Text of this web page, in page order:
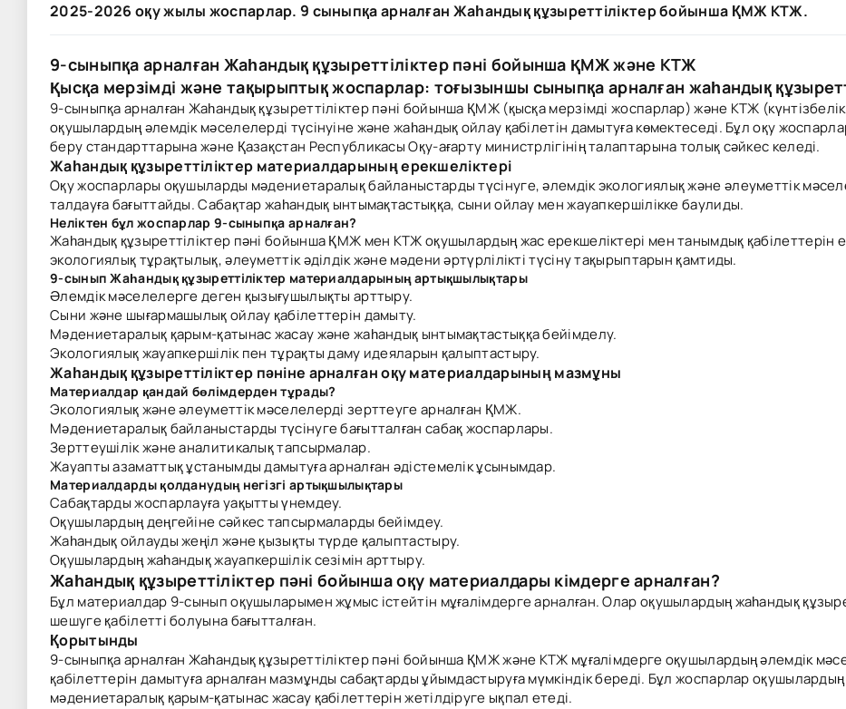
2025-2026 оқу жылы жоспарлар. 9 сыныпқа арналған Жаһандық құзыреттіліктер бойынша ҚМЖ КТЖ.
9-сыныпқа арналған Жаһандық құзыреттіліктер пәні бойынша ҚМЖ және КТЖ
Қысқа мерзімді және тақырыптық жоспарлар: тоғызыншы сыныпқа арналған жаһандық
9-сыныпқа арналған Жаһандық құзыреттіліктер пәні бойынша ҚМЖ (қысқа мерзімді жоспарлар) және КТЖ
оқушылардың әлемдік мәселелерді түсінуіне және жаһандық ойлау қабілетін дамытуға көмектеседі. Бұл оқу
беру стандарттарына және Қазақстан Республикасы Оқу-ағарту министрлігінің талаптарына толық сәйкес келеді.
Жаһандық құзыреттіліктер материалдарының ерекшеліктері
Оқу жоспарлары оқушыларды мәдениетаралық байланыстарды түсінуге, әлемдік экологиялық және әлеуметтік
талдауға бағыттайды. Сабақтар жаһандық ынтымақтастыққа, сыни ойлау мен жауапкершілікке баулиды.
Неліктен бұл жоспарлар 9-сыныпқа арналған?
Жаһандық құзыреттіліктер пәні бойынша ҚМЖ мен КТЖ оқушылардың жас ерекшеліктері мен танымдық қабілеттерін
экологиялық тұрақтылық, әлеуметтік әділдік және мәдени әртүрлілікті түсіну тақырыптарын қамтиды.
9-сынып Жаһандық құзыреттіліктер материалдарының артықшылықтары
Әлемдік мәселелерге деген қызығушылықты арттыру.
Сыни және шығармашылық ойлау қабілеттерін дамыту.
Мәдениетаралық қарым-қатынас жасау және жаһандық ынтымақтастыққа бейімделу.
Экологиялық жауапкершілік пен тұрақты даму идеяларын қалыптастыру.
Жаһандық құзыреттіліктер пәніне арналған оқу материалдарының мазмұны
Материалдар қандай бөлімдерден тұрады?
Экологиялық және әлеуметтік мәселелерді зерттеуге арналған ҚМЖ.
Мәдениетаралық байланыстарды түсінуге бағытталған сабақ жоспарлары.
Зерттеушілік және аналитикалық тапсырмалар.
Жауапты азаматтық ұстанымды дамытуға арналған әдістемелік ұсынымдар.
Материалдарды қолданудың негізгі артықшылықтары
Сабақтарды жоспарлауға уақытты үнемдеу.
Оқушылардың деңгейіне сәйкес тапсырмаларды бейімдеу.
Жаһандық ойлауды жеңіл және қызықты түрде қалыптастыру.
Оқушылардың жаһандық жауапкершілік сезімін арттыру.
Жаһандық құзыреттіліктер пәні бойынша оқу материалдары кімдерге арналған?
Бұл материалдар 9-сынып оқушыларымен жұмыс істейтін мұғалімдерге арналған. Олар оқушылардың жаһандық
шешуге қабілетті болуына бағытталған.
Қорытынды
9-сыныпқа арналған Жаһандық құзыреттіліктер пәні бойынша ҚМЖ және КТЖ мұғалімдерге оқушылардың әлемдік
қабілеттерін дамытуға арналған мазмұнды сабақтарды ұйымдастыруға мүмкіндік береді. Бұл жоспарлар
мәдениетаралық қарым-қатынас жасау қабілеттерін жетілдіруге ықпал етеді.